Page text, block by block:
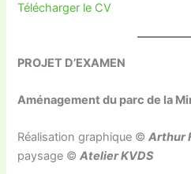
Télécharger le CV
PROJET D’EXAMEN
Aménagement du parc de la
Réalisation graphique ©Arthur
paysage ©Atelier KVDS